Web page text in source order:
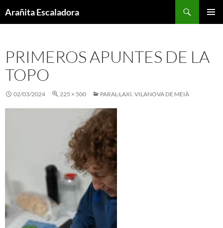
toArañita Escaladora
PRIMEROS APUNTES DE LA
TOPO
02/03/2024 225 × 500 PARAL·LAXI. VILANOVA DE MEIÀ